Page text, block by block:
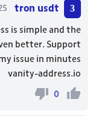
tron usdt 25 يوليو،
is simple and the
better. Support
issue in minutes.
vanity-address.io
0